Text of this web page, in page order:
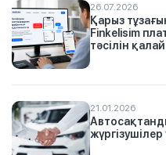
26.07.2026
Қарыз
Finkelisim
тәсілін қалай
21.01.2026
жүргізушілер